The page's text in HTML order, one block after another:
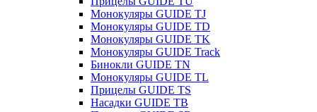
Монокуляры GUIDE TJ
Монокуляры GUIDE TD
Монокуляры GUIDE TK
Монокуляры GUIDE Track
Бинокли GUIDE TN
Монокуляры GUIDE TL
Прицелы GUIDE TS
Насадки GUIDE TB